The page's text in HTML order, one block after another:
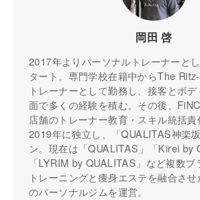
岡田 啓
2017年よりパーソナルトレーナーと
タート。専門学校在籍中からThe
トレーナーとして勤務し、接客とボ
面で多くの経験を積む。その後、
店舗のトレーナー教育・スキル統括責
2019年に独立し、「QUALITAS神楽
ン。現在は「QUALITAS」「Kirei by
「LYRIM by QUALITAS」など複数ブ
トレーニングと痩身エステを融合さ
のパーソナルジムを運営。